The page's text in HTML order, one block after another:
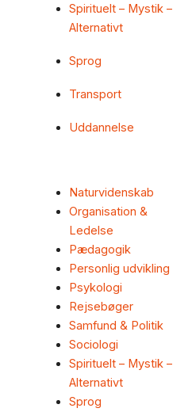
Spirituelt – Mystik –
Alternativt
Sprog
Transport
Uddannelse
Naturvidenskab
Organisation &
Ledelse
Pædagogik
Personlig udvikling
Psykologi
Rejsebøger
Samfund & Politik
Sociologi
Spirituelt – Mystik –
Alternativt
Sprog